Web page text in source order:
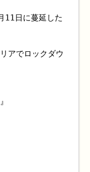
11日に蔓延した
アでロックダウ